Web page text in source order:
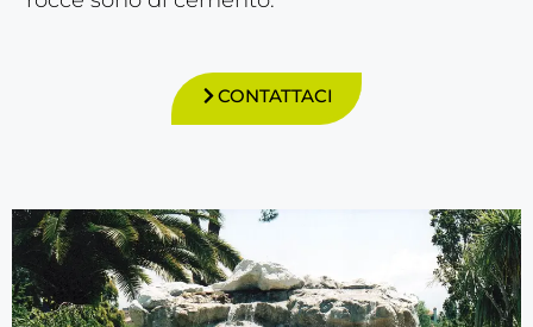
CONTATTACI